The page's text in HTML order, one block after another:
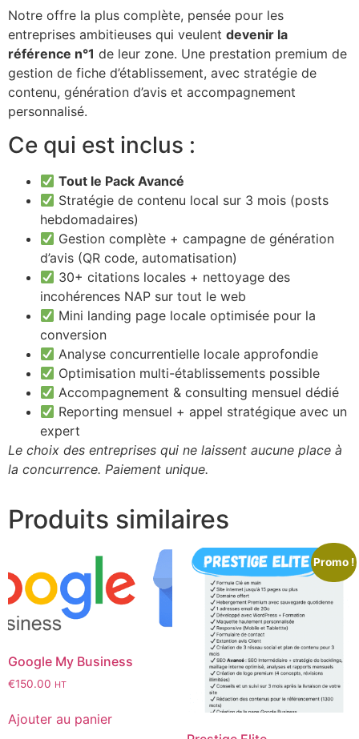
Notre offre la plus complète, pensée pour les
entreprises ambitieuses qui veulent devenir la
référence n°1 de leur zone. Une prestation premium de
gestion de fiche d’établissement, avec stratégie de
contenu, génération d’avis et accompagnement
personnalisé.
Ce qui est inclus :
Tout le Pack Avancé
Stratégie de contenu local sur 3 mois (posts
hebdomadaires)
Gestion complète + campagne de génération
d’avis (QR code, automatisation)
30+ citations locales + nettoyage des
incohérences NAP sur tout le web
Mini landing page locale optimisée pour la
conversion
Analyse concurrentielle locale approfondie
Optimisation multi-établissements possible
Accompagnement & consulting mensuel dédié
Reporting mensuel + appel stratégique avec un
expert
Le choix des entreprises qui ne laissent aucune place à
la concurrence. Paiement unique.
Produits similaires
Google My Business
€150.00 HT
Ajouter au panier
Promo !